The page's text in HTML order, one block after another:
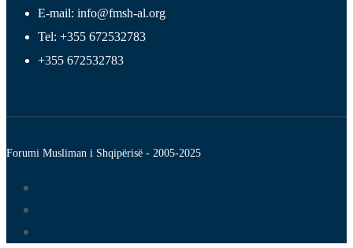
E-mail: info@fmsh-al.org
Tel: +355 672532783
+355 672532783
Forumi Musliman i Shqipërisë - 2005-2025